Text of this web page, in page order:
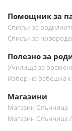
Помощник за
Списък за
Списък за
Полезно за
Училище за
Избор на бебешка
Магазини
Магазин Слънчице
Магазин Слънчице